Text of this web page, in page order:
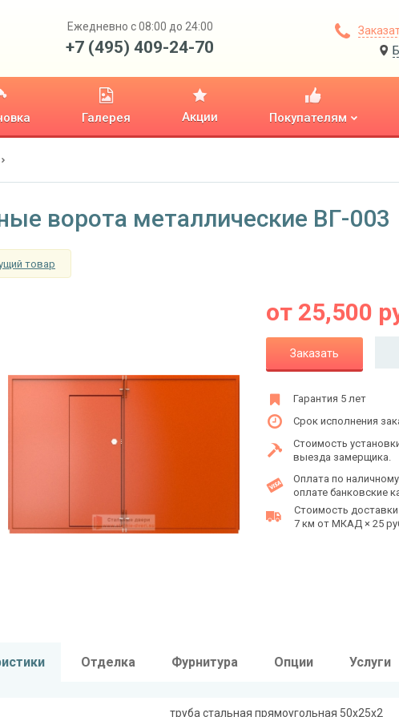
Ежедневно с 08:00 до 24:00
+7 (495) 409-24-70
Галерея Акции Покупателям
ворота металлические ВГ-003
товар
от 25,500
Заказать
Гарантия 5 лет
Срок исполнения
Стоимость
выезда замерщика.
Оплата по
оплате банковские
Стоимость
7 км от МКАД × 25
Отделка Фурнитура Опции Услуги
труба стальная прямоугольная 50х25х2